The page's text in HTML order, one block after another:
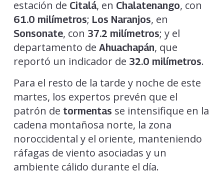
estación de Citalá, en Chalatenango, con
61.0 milímetros; Los Naranjos, en
Sonsonate, con 37.2 milímetros; y el
departamento de Ahuachapán, que
reportó un indicador de 32.0 milímetros.
Para el resto de la tarde y noche de este
martes, los expertos prevén que el
patrón de tormentas se intensifique en la
cadena montañosa norte, la zona
noroccidental y el oriente, manteniendo
ráfagas de viento asociadas y un
ambiente cálido durante el día.